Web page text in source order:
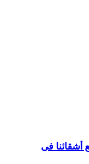
أشقائنا فى